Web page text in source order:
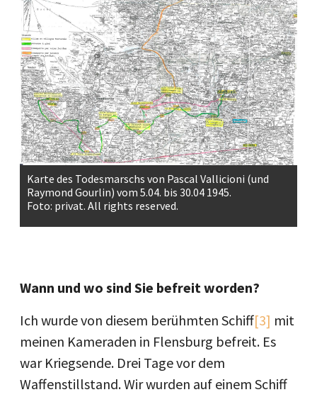
Karte des Todesmarschs von Pascal Vallicioni (und
Raymond Gourlin) vom 5.04. bis 30.04 1945.
Foto: privat. All rights reserved.
Wann und wo sind Sie befreit worden?
Ich wurde von diesem berühmten Schiff[3] mit
meinen Kameraden in Flensburg befreit. Es
war Kriegsende. Drei Tage vor dem
Waffenstillstand. Wir wurden auf einem Schiff